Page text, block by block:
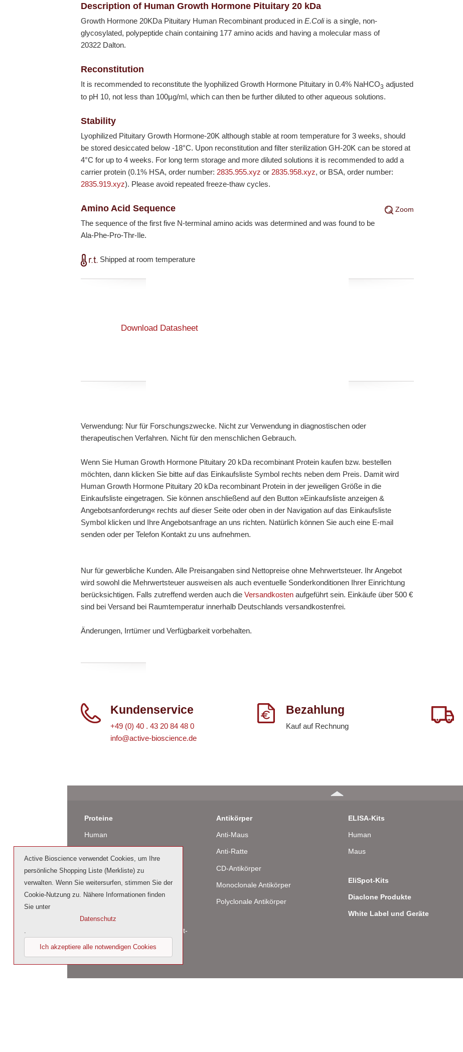
Description of Human Growth Hormone Pituitary 20 kDa
Growth Hormone 20KDa Pituitary Human Recombinant produced inE.Coliis a single, non-
glycosylated, polypeptide chain containing 177 amino acids and having a molecular mass of
20322 Dalton.
Reconstitution
It is recommended to reconstitute the lyophilized Growth Hormone Pituitary in 0.4% NaHCO3 adjusted
to pH 10, not less than 100µg/ml, which can then be further diluted to other aqueous solutions.
Stability
Lyophilized Pituitary Growth Hormone-20K although stable at room temperature for 3 weeks, should
be stored desiccated below-18°C. Upon reconstitution and filter sterilization GH-20K can be stored at
4°C for up to 4 weeks. For long term storage and more diluted solutions it is recommended to add a
carrier protein (0.1% HSA, order number: 2835.955.xyz or 2835.958.xyz, or BSA, order number:
2835.919.xyz). Please avoid repeated freeze-thaw cycles.
Zoom
Amino Acid Sequence
The sequence of the first five N-terminal amino acids was determined and was found to be
Ala-Phe-Pro-Thr-Ile.
Shipped at room temperature
Download Datasheet
Verwendung: Nur für Forschungszwecke. Nicht zur Verwendung in diagnostischen oder
therapeutischen Verfahren. Nicht für den menschlichen Gebrauch.
Wenn Sie Human Growth Hormone Pituitary 20 kDa recombinant Protein kaufen bzw. bestellen
möchten, dann klicken Sie bitte auf das Einkaufsliste Symbol rechts neben dem Preis. Damit wird
Human Growth Hormone Pituitary 20 kDa recombinant Protein in der jeweiligen Größe in die
Einkaufsliste eingetragen. Sie können anschließend auf den Button »Einkaufsliste anzeigen &
Angebotsanforderung« rechts auf dieser Seite oder oben in der Navigation auf das Einkaufsliste
Symbol klicken und Ihre Angebotsanfrage an uns richten. Natürlich können Sie auch eine E-mail
senden oder per Telefon Kontakt zu uns aufnehmen.
Nur für gewerbliche Kunden. Alle Preisangaben sind Nettopreise ohne Mehrwertsteuer. Ihr Angebot
wird sowohl die Mehrwertsteuer ausweisen als auch eventuelle Sonderkonditionen Ihrer Einrichtung
berücksichtigen. Falls zutreffend werden auch dieVersandkosten aufgeführt sein. Einkäufe über 500 €
sind bei Versand bei Raumtemperatur innerhalb Deutschlands versandkostenfrei.
Änderungen, Irrtümer und Verfügbarkeit vorbehalten.
Kundenservice
+49 (0) 40 . 43 20 84 48 0
info@active-bioscience.de
Bezahlung
Kauf auf Rechnung
Proteine
Human
Ratte
Rind / Schaf
Cell culture tested premium (cct-
premium)
Antikörper
Anti-Maus
Anti-Ratte
CD-Antikörper
Monoclonale Antikörper
Polyclonale Antikörper
ELISA-Kits
Human
Maus
EliSpot-Kits
Diaclone Produkte
White Label und Geräte
Active Bioscience verwendet Cookies, um Ihre
persönliche Shopping Liste (Merkliste) zu
verwalten. Wenn Sie weitersurfen, stimmen Sie der
Cookie-Nutzung zu. Nähere Informationen finden
Sie unter
Datenschutz
Ich akzeptiere alle notwendigen Cookies